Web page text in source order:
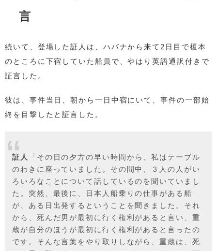
言
続いて、登場した証人は、ハバナから来て2日目で榎本
のところに下宿していた船員で、やはり英語通訳付きで
証言した。
彼は、事件当日、朝から一日中宿にいて、事件の一部始
終を目撃したと証言した。
証人
「その日の夕方の早い時間から、私はテーブル
のわきに座っていました。その間中、３人の人がい
ろいろなことについて話しているのを聞いていまし
た。突然、最後に、日本人船乗りの仕事がある船
が、ある日出発するということを聞きました。それ
から、死んだ男が最初に行く権利があると言い、重
蔵が自分のほうが最初に行く権利があると言ったの
です。そんな言葉をやり取りしながら、重蔵は、死